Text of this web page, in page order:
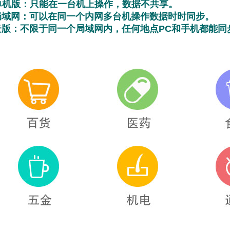
版：只能在一台机上操作，数据不共享。
网：可以在同一个内网多台机操作数据时时同步。
：不限于同一个局域网内，任何地点PC和手机都能同